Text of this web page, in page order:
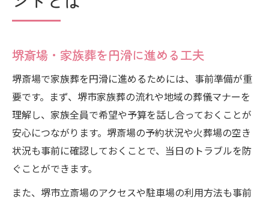
堺斎場・家族葬を円滑に進める工夫
堺斎場で家族葬を円滑に進めるためには、事前準備が重
要です。まず、堺市家族葬の流れや地域の葬儀マナーを
理解し、家族全員で希望や予算を話し合っておくことが
安心につながります。堺斎場の予約状況や火葬場の空き
状況も事前に確認しておくことで、当日のトラブルを防
ぐことができます。
また、堺市立斎場のアクセスや駐車場の利用方法も事前